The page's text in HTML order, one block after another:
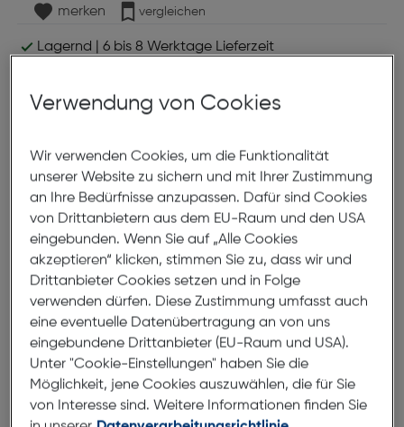
merken vergleichen
Lagernd | 6 bis 8 Werktage Lieferzeit
Verfügbarkeit prüfen
Produktbeschreibung
LaCie Rugged USB-C 1TB 2.5",
Rescue 2Y
ArtNr.: 520042272
Die LaCie d2 Professional ist eine leistungsstarke
Desktop-Festplatte für die hohen Kapazitäts- und
Leistungsanforderungen von Kreativprofis. Mit
Übertragungsgeschwindigkeiten von bis zu 260
MB/s können Sie große Projekte nahtlos bearbeiten
und archivieren. Die BarraCuda Pro-Festplatte der
Enterprise-Klasse bietet langfristige Zuverlässigkeit,
Verwendung von Cookies
Wir verwenden Cookies, um die Funktionalität
unserer Website zu sichern und mit Ihrer Zustimmung
an Ihre Bedürfnisse anzupassen. Dafür sind Cookies
von Drittanbietern aus dem EU-Raum und den USA
eingebunden. Wenn Sie auf „Alle Cookies
akzeptieren“ klicken, stimmen Sie zu, dass wir und
Drittanbieter Cookies setzen und in Folge
verwenden dürfen. Diese Zustimmung umfasst auch
eine eventuelle Datenübertragung an von uns
eingebundene Drittanbieter (EU-Raum und USA).
Unter "Cookie-Einstellungen" haben Sie die
Möglichkeit, jene Cookies auszuwählen, die für Sie
von Interesse sind. Weitere Informationen finden Sie